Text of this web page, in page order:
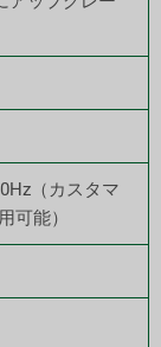
（カスタマ
可能）